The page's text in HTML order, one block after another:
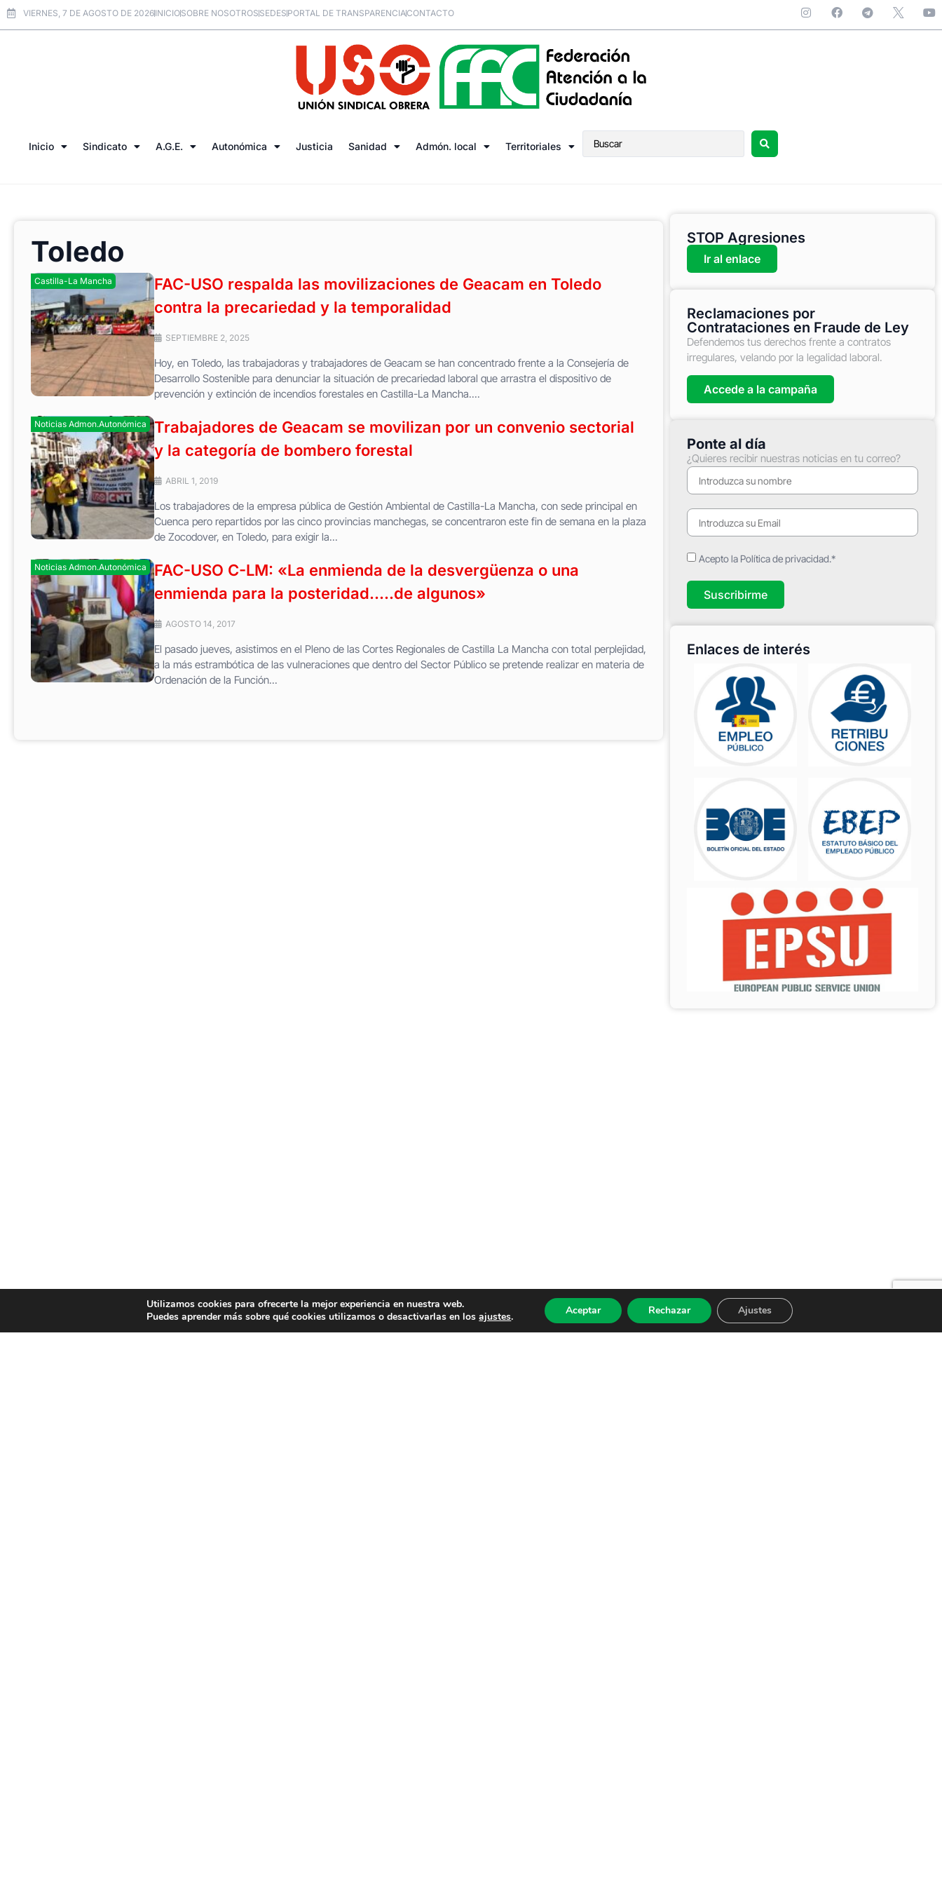
VIERNES, 7 DE AGOSTO DE 2026INICIOSOBRE NOSOTROSSEDESPORTAL DE TRANSPARENCIACONTACTO
Inicio Sindicato A.G.E. Autonómica Justicia Sanidad Admón. local Territoriales
Toledo
Castilla-La Mancha
FAC-USO respalda las movilizaciones de Geacam en Toledo
contra la precariedad y la temporalidad
SEPTIEMBRE 2, 2025
Hoy, en Toledo, las trabajadoras y trabajadores de Geacam se han concentrado frente a la Consejería de
Desarrollo Sostenible para denunciar la situación de precariedad laboral que arrastra el dispositivo de
prevención y extinción de incendios forestales en Castilla-La Mancha....
Noticias Admon.Autonómica
Trabajadores de Geacam se movilizan por un convenio sectorial
y la categoría de bombero forestal
ABRIL 1, 2019
Los trabajadores de la empresa pública de Gestión Ambiental de Castilla-La Mancha, con sede principal en
Cuenca pero repartidos por las cinco provincias manchegas, se concentraron este fin de semana en la plaza
de Zocodover, en Toledo, para exigir la...
Noticias Admon.Autonómica
FAC-USO C-LM: «La enmienda de la desvergüenza o una
enmienda para la posteridad…..de algunos»
AGOSTO 14, 2017
El pasado jueves, asistimos en el Pleno de las Cortes Regionales de Castilla La Mancha con total perplejidad,
a la más estrambótica de las vulneraciones que dentro del Sector Público se pretende realizar en materia de
Ordenación de la Función...
STOP Agresiones
Ir al enlace
Reclamaciones por
Contrataciones en Fraude de Ley
Defendemos tus derechos frente a contratos
irregulares, velando por la legalidad laboral.
Accede a la campaña
Ponte al día
¿Quieres recibir nuestras noticias en tu correo?
Acepto la Política de privacidad.*
Suscribirme
Enlaces de interés
Utilizamos cookies para ofrecerte la mejor experiencia en nuestra web.
Puedes aprender más sobre qué cookies utilizamos o desactivarlas en losajustes. Aceptar Rechazar Ajustes